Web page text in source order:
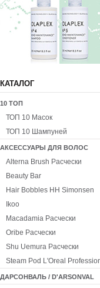
КАТАЛОГ
10 ТОП
ТОП 10 Масок
ТОП 10 Шампуней
АКСЕССУАРЫ ДЛЯ ВОЛОС
Alterna Brush Расчески
Beauty Bar
Hair Bobbles HH Simonsen
Ikoo
Macadamia Расчески
Oribe Расчески
Shu Uemura Расчески
Steam Pod L'Oreal
ДАРСОНВАЛЬ / D'ARSONVAL